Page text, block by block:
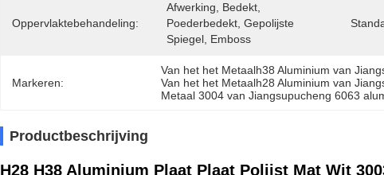
Oppervlaktebehandeling:
Afwerking, Bedekt,
Poederbedekt, Gepolijste
Spiegel, Emboss
Markeren:
Van het het Metaalh38 Aluminium van
Van het het Metaalh28 Aluminium van
Metaal 3004 van Jiangsupucheng 6063
Productbeschrijving
H28 H38 Aluminium Plaat Plaat Polijst Mat Wit